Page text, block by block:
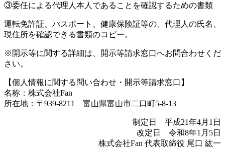
③委任による代理人本人であることを確認するための書類
運転免許証、パスポート、健康保険証等の、代理人の氏名、
現住所を確認できる書類のコピー。
※開示等に関する詳細は、開示等請求窓口へお問合わせくだ
さい。
【個人情報に関する問い合わせ・開示等請求窓口】
名称：株式会社Fan
所在地：〒939-8211 富山県富山市二口町5-8-13
制定日 平成21年4月1日
改定日 令和8年1月5日
株式会社Fan 代表取締役 尾口 紘一